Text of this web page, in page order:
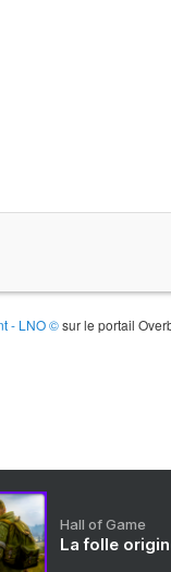
- LNO ©sur le portail
Hall of Game
La folle